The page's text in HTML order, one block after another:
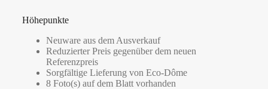
Höhepunkte
Neuware aus dem Ausverkauf
Reduzierter Preis gegenüber dem neuen
Referenzpreis
Sorgfältige Lieferung von Eco-Dôme
8 Foto(s) auf dem Blatt vorhanden